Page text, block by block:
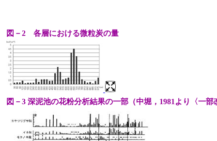
図－2 各層における微粒炭の量
図－3 深泥池の花粉分析結果の一部（中堀，1981より〈一部